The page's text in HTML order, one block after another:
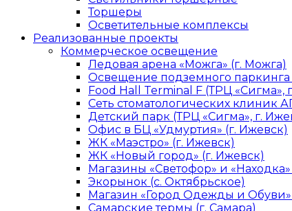
Торшеры
Осветительные комплексы
Реализованные проекты
Коммерческое освещение
Ледовая арена «Можга» (г. Можга)
Освещение подземного
Food Hall Terminal F (ТРЦ «Сигма»,
Сеть стоматологических клиник
Детский парк (ТРЦ «Сигма», г.
Офис в БЦ «Удмуртия» (г. Ижевск)
ЖК «Маэстро» (г. Ижевск)
ЖК «Новый город» (г. Ижевск)
Магазины «Светофор» и «Находка»
Экорынок (с. Октябрьское)
Магазин «Город Одежды и Обуви»
Самарские термы (г. Самара)